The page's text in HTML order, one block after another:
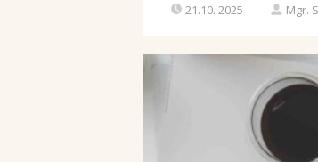
21.10. 2025 Mgr.